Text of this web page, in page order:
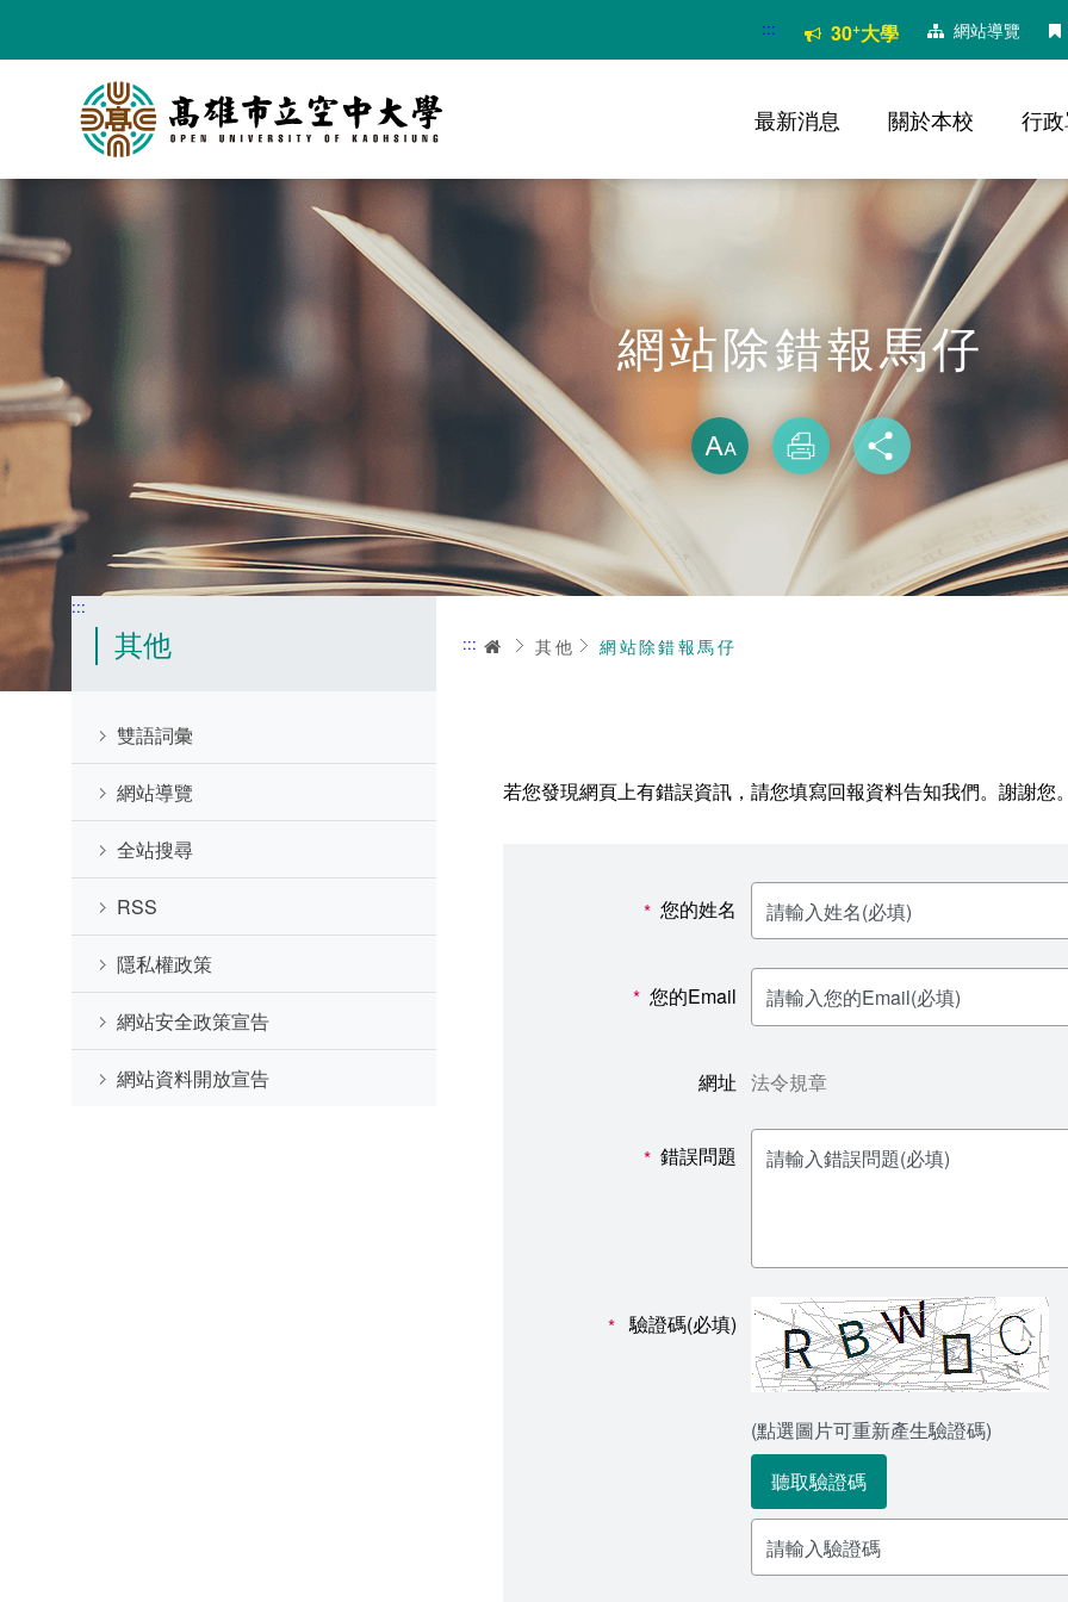
要
::: 30+大學 網站導覽
最新消息 關於本校 行
網站除錯報馬仔
放大
列印
:::
其他
雙語詞彙
網站導覽
全站搜尋
RSS
隱私權政策
網站安全政策宣告
網站資料開放宣告
::: 首頁其他 網站除錯報馬仔
若您發現網頁上有錯誤資訊，請您填寫回報資料告知我們。謝謝您
* 您的姓名
* 您的Email
網址 法令規章
* 錯誤問題
* 驗證碼(必填)
(點選圖片可重新產生驗證碼)
聽取驗證碼